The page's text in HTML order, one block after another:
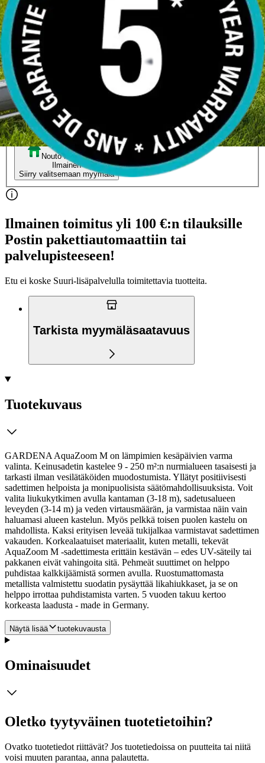
AquaZoom M
42,70 €
Asiakasomistajahinta
Hinta ilman S-Etukorttia:
44,95 €
Verkkokaupan hinta
Valitse toimitustapa
Nouto myymälästä
Ilmainen
Siirry valitsemaan myymälä
Toimitus
Ei saatavilla
Ilmainen toimitus yli 100 €:n tilauksille
Postin pakettiautomaattiin tai
palvelupisteeseen!
Etu ei koske Suuri‑lisäpalvelulla toimitettavia tuotteita.
Tarkista myymäläsaatavuus
Tuotekuvaus
GARDENA AquaZoom M on lämpimien kesäpäivien varma
valinta. Keinusadetin kastelee 9 - 250 m²:n nurmialueen tasaisesti ja
tarkasti ilman vesilätäköiden muodostumista. Yllätyt positiivisesti
sadettimen helpoista ja monipuolisista säätömahdollisuuksista. Voit
valita liukukytkimen avulla kantaman (3-18 m), sadetusalueen
leveyden (3-14 m) ja veden virtausmäärän, ja varmistaa näin vain
haluamasi alueen kastelun. Myös pelkkä toisen puolen kastelu on
mahdollista. Kaksi erityisen leveää tukijalkaa varmistavat sadettimen
vakauden. Korkealaatuiset materiaalit, kuten metalli, tekevät
AquaZoom M -sadettimesta erittäin kestävän – edes UV-säteily tai
pakkanen eivät vahingoita sitä. Pehmeät suuttimet on helppo
puhdistaa kalkkijäämistä sormen avulla. Ruostumattomasta
metallista valmistettu suodatin pysäyttää likahiukkaset, ja se on
helppo irrottaa puhdistamista varten. 5 vuoden takuu kertoo
korkeasta laadusta - made in Germany.
Näytä lisää tuotekuvausta
Ominaisuudet
Oletko tyytyväinen tuotetietoihin?
Ovatko tuotetiedot riittävät? Jos tuotetiedoissa on puutteita tai niitä
voisi muuten parantaa, anna palautetta.